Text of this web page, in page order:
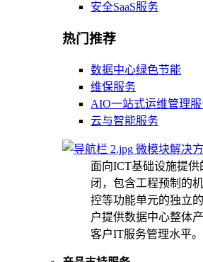
安全SaaS服务
热门推荐
数据中心绿色节能
维保服务
AIO一站式运维管理
云与智能服务
微模块解决
面向ICT基础设施提
闭，包含工程预制的
控等功能单元的独立
户提供数据中心整体
客户IT服务管理水平。